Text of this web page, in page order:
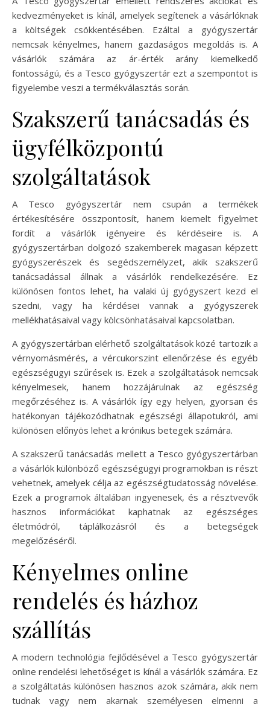
kedvezményeket is kínál, amelyek segítenek a vásárlóknak
a költségek csökkentésében. Ezáltal a gyógyszertár
nemcsak kényelmes, hanem gazdaságos megoldás is. A
vásárlók számára az ár-érték arány kiemelkedő
fontosságú, és a Tesco gyógyszertár ezt a szempontot is
figyelembe veszi a termékválasztás során.
Szakszerű tanácsadás és
ügyfélközpontú
szolgáltatások
A Tesco gyógyszertár nem csupán a termékek
értékesítésére összpontosít, hanem kiemelt figyelmet
fordít a vásárlók igényeire és kérdéseire is. A
gyógyszertárban dolgozó szakemberek magasan képzett
gyógyszerészek és segédszemélyzet, akik szakszerű
tanácsadással állnak a vásárlók rendelkezésére. Ez
különösen fontos lehet, ha valaki új gyógyszert kezd el
szedni, vagy ha kérdései vannak a gyógyszerek
mellékhatásaival vagy kölcsönhatásaival kapcsolatban.
A gyógyszertárban elérhető szolgáltatások közé tartozik a
vérnyomásmérés, a vércukorszint ellenőrzése és egyéb
egészségügyi szűrések is. Ezek a szolgáltatások nemcsak
kényelmesek, hanem hozzájárulnak az egészség
megőrzéséhez is. A vásárlók így egy helyen, gyorsan és
hatékonyan tájékozódhatnak egészségi állapotukról, ami
különösen előnyös lehet a krónikus betegek számára.
A szakszerű tanácsadás mellett a Tesco gyógyszertárban
a vásárlók különböző egészségügyi programokban is részt
vehetnek, amelyek célja az egészségtudatosság növelése.
Ezek a programok általában ingyenesek, és a résztvevők
hasznos információkat kaphatnak az egészséges
életmódról, táplálkozásról és a betegségek
megelőzéséről.
Kényelmes online
rendelés és házhoz
szállítás
A modern technológia fejlődésével a Tesco gyógyszertár
online rendelési lehetőséget is kínál a vásárlók számára. Ez
a szolgáltatás különösen hasznos azok számára, akik nem
tudnak vagy nem akarnak személyesen elmenni a